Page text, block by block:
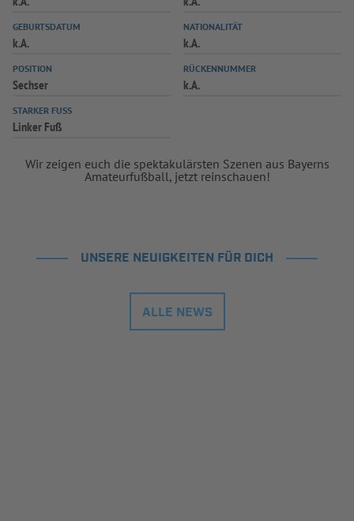
SPIELPLUS
GEBURTSDATUM
k.A.
NATIONALITÄT
k.A.
POSITION
Sechser
RÜCKENNUMMER
k.A.
STARKER FUSS
Linker Fuß
Wir zeigen euch die spektakulärsten Szenen aus Bayerns
Amateurfußball, jetzt reinschauen!
UNSERE NEUIGKEITEN FÜR DICH
ALLE NEWS